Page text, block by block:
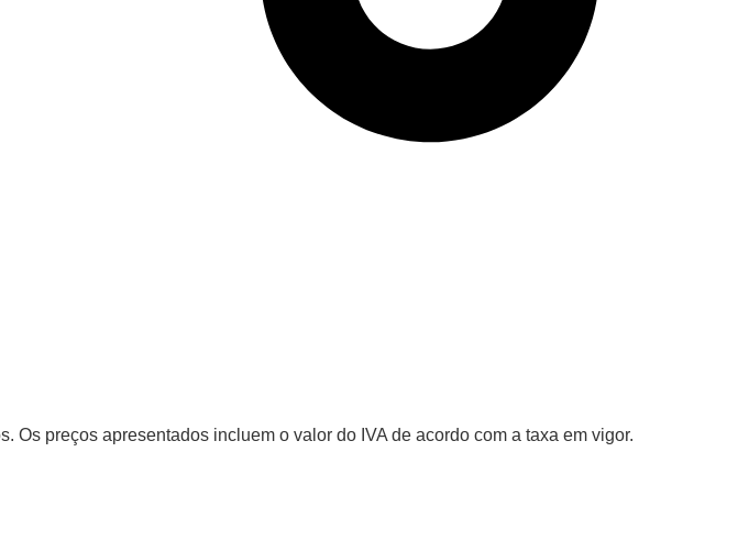
preços apresentados incluem o valor do IVA de acordo com a taxa em vigor.